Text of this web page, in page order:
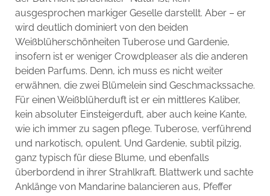
ausgesprochen markiger Geselle darstellt. Aber – er
wird deutlich dominiert von den beiden
Weißblüherschönheiten Tuberose und Gardenie,
insofern ist er weniger Crowdpleaser als die anderen
beiden Parfums. Denn, ich muss es nicht weiter
erwähnen, die zwei Blümelein sind Geschmackssache.
Für einen Weißblüherduft ist er ein mittleres Kaliber,
kein absoluter Einsteigerduft, aber auch keine Kante,
wie ich immer zu sagen pflege. Tuberose, verführend
und narkotisch, opulent. Und Gardenie, subtil pilzig,
ganz typisch für diese Blume, und ebenfalls
überbordend in ihrer Strahlkraft. Blattwerk und sachte
Anklänge von Mandarine balancieren aus, Pfeffer